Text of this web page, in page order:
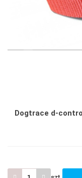
Dogtrace d-